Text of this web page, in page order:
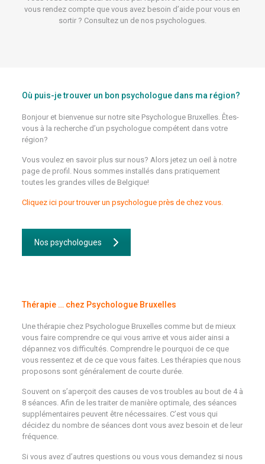
vous rendez compte que vous avez besoin d’aide pour vous en
sortir ? Consultez un de nos psychologues.
Où puis-je trouver un bon psychologue dans ma région?
Bonjour et bienvenue sur notre site Psychologue Bruxelles. Êtes-
vous à la recherche d’un psychologue compétent dans votre
région?
Vous voulez en savoir plus sur nous? Alors jetez un oeil à notre
page de profil. Nous sommes installés dans pratiquement
toutes les grandes villes de Belgique!
Cliquez ici pour trouver un psychologue près de chez vous.
Nos psychologues
Thérapie … chez Psychologue Bruxelles
Une thérapie chez Psychologue Bruxelles comme but de mieux
vous faire comprendre ce qui vous arrive et vous aider ainsi a
dépannez vos difficultés. Comprendre le pourquoi de ce que
vous ressentez et de ce que vous faites. Les thérapies que nous
proposons sont généralement de courte durée.
Souvent on s’aperçoit des causes de vos troubles au bout de 4 à
8 séances. Afin de les traiter de manière optimale, des séances
supplémentaires peuvent être nécessaires. C’est vous qui
décidez du nombre de séances dont vous avez besoin et de leur
fréquence.
Si vous avez d’autres questions ou vous vous demandez si nous